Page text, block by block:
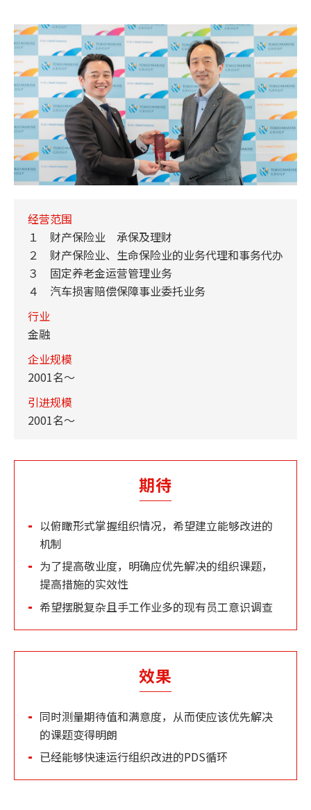
经营范围
１ 财产保险业 承保及理财
２ 财产保险业、生命保险业的业务代理和事务代办
３ 固定养老金运营管理业务
４ 汽车损害赔偿保障事业委托业务
行业
金融
企业规模
2001名～
引进规模
2001名～
期待
以俯瞰形式掌握组织情况，希望建立能够改进的
机制
为了提高敬业度，明确应优先解决的组织课题，
提高措施的实效性
希望摆脱复杂且手工作业多的现有员工意识调查
效果
同时测量期待值和满意度，从而使应该优先解决
的课题变得明朗
已经能够快速运行组织改进的PDS循环